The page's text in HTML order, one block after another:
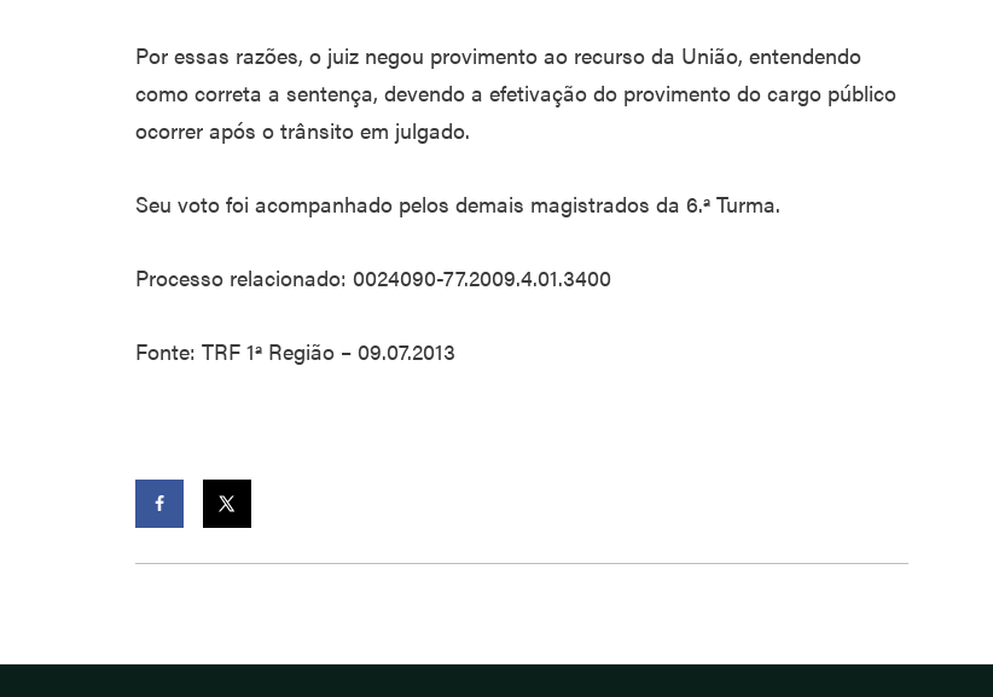
Por essas razões, o juiz negou provimento ao recurso da União, entendendo
como correta a sentença, devendo a efetivação do provimento do cargo público
ocorrer após o trânsito em julgado.
Seu voto foi acompanhado pelos demais magistrados da 6.ª Turma.
Processo relacionado: 0024090-77.2009.4.01.3400
Fonte: TRF 1ª Região – 09.07.2013